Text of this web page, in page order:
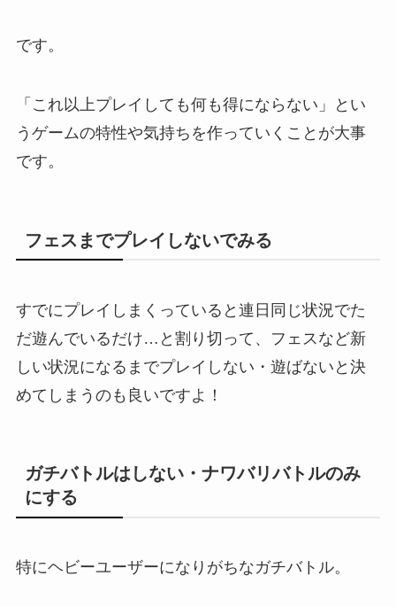
です。
「これ以上プレイしても何も得にならない」とい
うゲームの特性や気持ちを作っていくことが大事
です。
フェスまでプレイしないでみる
すでにプレイしまくっていると連日同じ状況でた
だ遊んでいるだけ…と割り切って、フェスなど新
しい状況になるまでプレイしない・遊ばないと決
めてしまうのも良いですよ！
ガチバトルはしない・ナワバリバトルのみ
にする
特にヘビーユーザーになりがちなガチバトル。